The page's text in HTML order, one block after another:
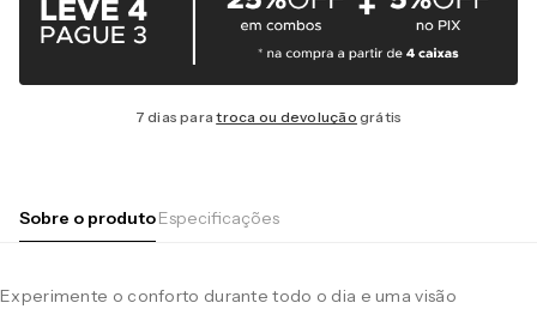
7 dias paratroca ou devolução grátis
Sobre o produtoEspecificações
Experimente o conforto durante todo o dia e uma visão